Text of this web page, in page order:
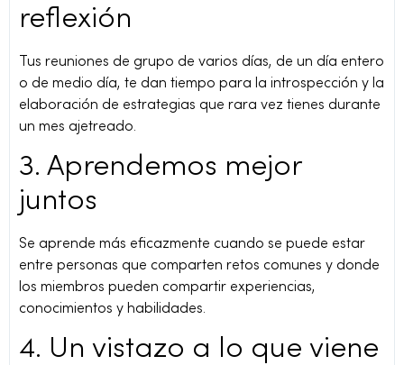
reflexión
Tus reuniones de grupo de varios días, de un día entero
o de medio día, te dan tiempo para la introspección y la
elaboración de estrategias que rara vez tienes durante
un mes ajetreado.
3. Aprendemos mejor
juntos
Se aprende más eficazmente cuando se puede estar
entre personas que comparten retos comunes y donde
los miembros pueden compartir experiencias,
conocimientos y habilidades.
4. Un vistazo a lo que viene